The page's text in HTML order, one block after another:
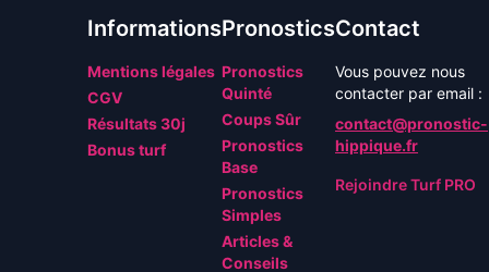
Informations
Mentions légales
CGV
Résultats 30j
Bonus turf
Pronostics
Pronostics
Quinté
Coups Sûr
Pronostics
Base
Pronostics
Simples
Articles &
Conseils
Contact
Vous pouvez nous
contacter par email :
contact@pronostic-
hippique.fr
Rejoindre Turf PRO